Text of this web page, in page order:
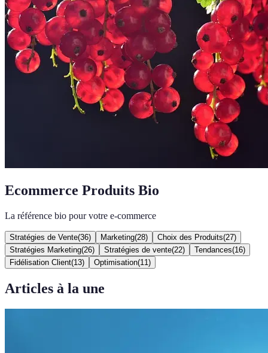
Ecommerce Produits Bio
La référence bio pour votre e-commerce
Stratégies de Vente(36) Marketing(28) Choix des Produits(27)
Stratégies Marketing(26) Stratégies de vente(22) Tendances(16)
Fidélisation Client(13) Optimisation(11 )
Articles à la une